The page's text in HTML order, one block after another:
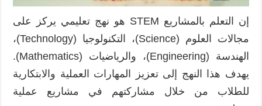
إن التعلم بالمشاريع STEM هو نهج تعليمي يركز على
مجالات العلوم (Science)، التكنولوجيا (Technology)،
الهندسة (Engineering)، والرياضيات (Mathematics).
يهدف هذا النهج إلى تعزيز المهارات العملية والابتكارية
للطلاب من خلال مشاركتهم في مشاريع عملية